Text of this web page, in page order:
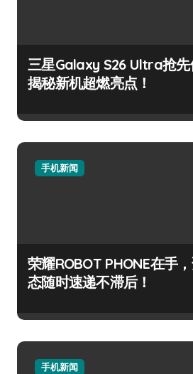
三星Galaxy S26 Ultra抢先
揭秘新机超燃亮点！
手机新闻
荣耀ROBOT PHONE在手
态随时速递不滞后！
手机新闻